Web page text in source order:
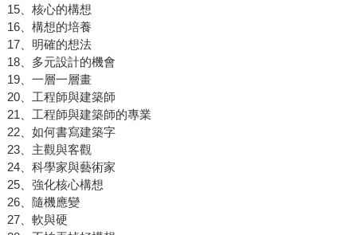
15、核心的構想
16、構想的培養
17、明確的想法
18、多元設計的機會
19、一層一層畫
20、工程師與建築師
21、工程師與建築師的專業
22、如何書寫建築字
23、主觀與客觀
24、科學家與藝術家
25、強化核心構想
26、隨機應變
27、軟與硬